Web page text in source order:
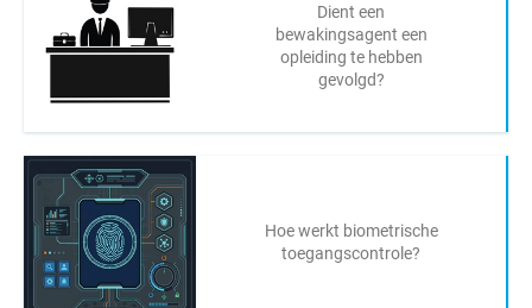
Dient een
bewakingsagent een
opleiding te hebben
gevolgd?
Hoe werkt biometrische
toegangscontrole?